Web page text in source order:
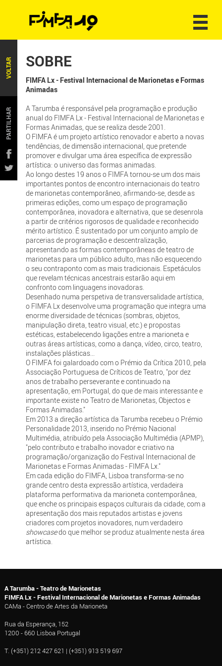
VOLTAR
PARTILHAR
SOBRE
FIMFA Lx - Festival Internacional de Marionetas e Formas
Animadas
A Tarumba é responsável pela programação e produção
anual do FIMFA Lx - Festival Internacional de Marionetas e
Formas Animadas, que se realiza desde 2001.
O FIMFA é um projeto artístico renovador e aberto a novas
tendências, de dimensão internacional, que pretende
promover e divulgar uma área específica de expressão
artística: o universo das formas animadas.
Ao longo destes 19 anos o FIMFA tornou-se um dos mais
importantes pontos de encontro internacionais do teatro
de marionetas contemporâneo, afirmando-se, desde as
primeiras edições, como um espaço de programação
contemporânea, inovadora e alternativa, que se desenrola
a partir de critérios rigorosos de qualidade e reconhecido
mérito artístico. É sustentado por um conjunto amplo de
parcerias de programação e descentralização,
apresentando as formas contemporâneas de teatro de
marionetas para um público adulto, mas não esquecendo
o seu contraponto com as mais tradicionais. Espetáculos
que revelam técnicas ancestrais estarão aqui em
confronto com linguagens inovadoras.
Desenhado numa perspetiva de transversalidade artística,
o FIMFA Lx desenvolve uma programação que integra uma
enorme diversidade de técnicas (sombras, objetos,
manipulação direta, teatro visual, etc.) e propostas
estéticas, estabelecendo ligações entre a marioneta e
outras áreas artísticas, como a dança, vídeo, circo, teatro,
instalações plásticas...
O FIMFA foi galardoado com o Prémio da Crítica 2010, pela
Associação Portuguesa de Críticos de Teatro, "por dez
anos de trabalho perseverante e continuado na
apresentação, em Portugal, do que de mais interessante e
importante existe no Teatro de Marionetas, Objectos e
Formas Animadas."
Em 2013 a direção artística da Tarumba recebeu o Prémio
Personalidade 2013, inserido no Prémio Nacional
Multimédia, atribuído pela Associação Multimédia (APMP),
"pelo contributo e trabalho inovador e criativo na
programação/organização do Festival Internacional de
Marionetas e Formas Animadas - FIMFA Lx."
Em cada edição do FIMFA, Lisboa transforma-se no
grande centro desta expressão artística, verdadeira
plataforma performativa da marioneta contemporânea,
que enche os principais espaços culturais da cidade, com a
apresentação dos mais reputados artistas e jovens
criadores com projetos inovadores, num verdadeiro
showcasedo que melhor se produz atualmente nesta área
artística.
A Tarumba - Teatro de Marionetas
FIMFA Lx - Festival Internacional de Marionetas e Formas Animadas
CAMa - Centro de Artes da Marioneta
Rua da Esperança, 152
1200 - 660 Lisboa Portugal
T. (+351) 212 427 621 | (+351) 913 519 697